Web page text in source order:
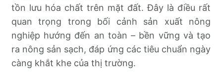
tồn lưu hóa chất trên mặt đất. Đây là điều rất
quan trọng trong bối cảnh sản xuất nông
nghiệp hướng đến an toàn – bền vững và tạo
ra nông sản sạch, đáp ứng các tiêu chuẩn ngày
càng khắt khe của thị trường.